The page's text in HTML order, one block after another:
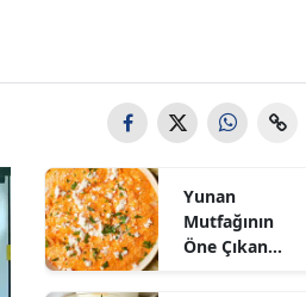
Yunan
Mutfağının
Öne Çıkan